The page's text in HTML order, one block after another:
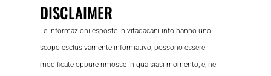
DISCLAIMER
Le informazioni esposte in vitadacani.info hanno uno
scopo esclusivamente informativo, possono essere
modificate oppure rimosse in qualsiasi momento, e, nel